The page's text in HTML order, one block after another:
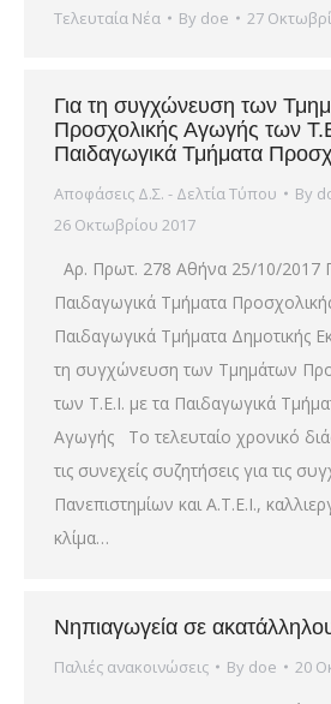
Τελευταία Νέα By doe 27
Για τη συγχώνευση των
Προσχολικής Αγωγής των
Παιδαγωγικά Τμήματα
Αποφάσεις Δ.Σ. - Δελτία Τύπου By
26 Οκτωβρίου 2017
Αρ. Πρωτ. 278 Αθήνα 25/10/2017
Παιδαγωγικά Τμήματα
Παιδαγωγικά Τμήματα
τη συγχώνευση των Τμημάτων
των Τ.Ε.Ι. με τα Παιδαγωγικά
Αγωγής Το τελευταίο χρονικό
τις συνεχείς συζητήσεις για τις
Πανεπιστημίων και Α.Τ.Ε.Ι.,
κλίμα…
Νηπιαγωγεία σε
Παλιές ανακοινώσεις By doe 20